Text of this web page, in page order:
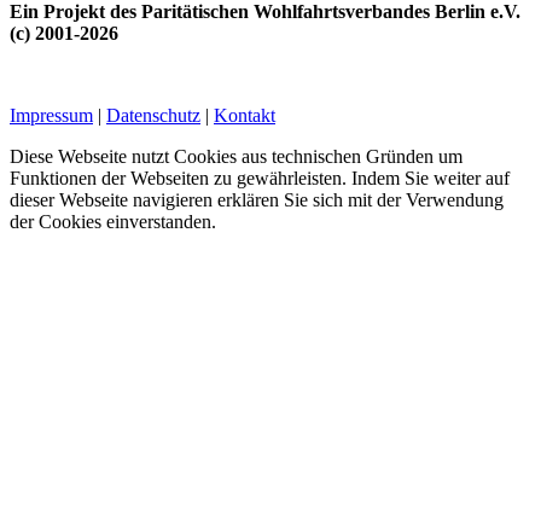
Ein Projekt des Paritätischen Wohlfahrtsverbandes Berlin e.V.
(c) 2001-2026
Impressum | Datenschutz | Kontakt
Diese Webseite nutzt Cookies aus technischen Gründen um
Funktionen der Webseiten zu gewährleisten. Indem Sie weiter auf
dieser Webseite navigieren erklären Sie sich mit der Verwendung
der Cookies einverstanden.